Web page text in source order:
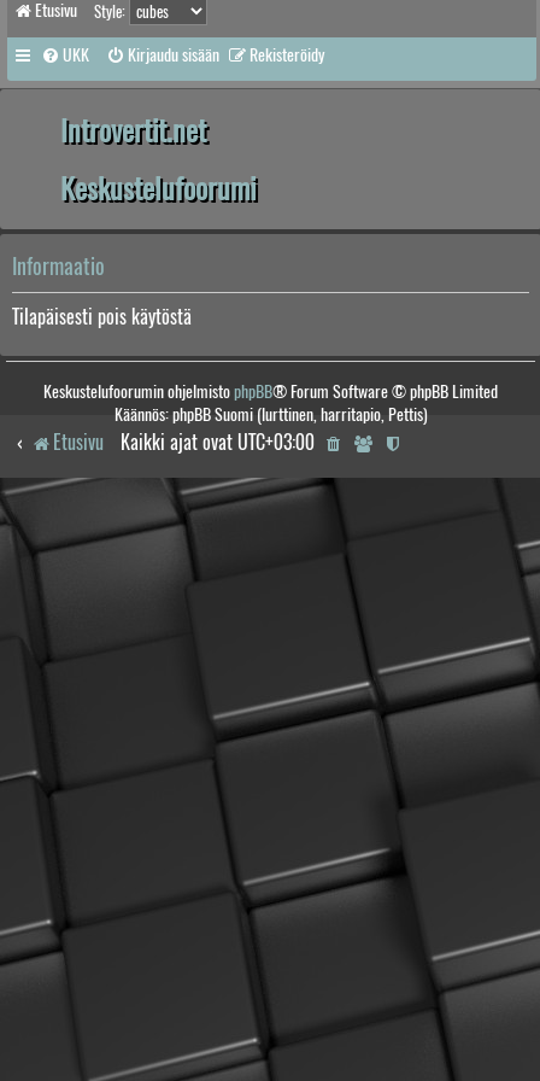
Etusivu Style:
UKK Kirjaudu sisään Rekisteröidy
Introvertit.net
Keskustelufoorumi
Informaatio
Tilapäisesti pois käytöstä
Keskustelufoorumin ohjelmistophpBB® Forum Software © phpBB Limited
Käännös: phpBB Suomi (lurttinen, harritapio, Pettis)
Etusivu Kaikki ajat ovat UTC+03:00